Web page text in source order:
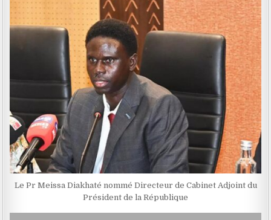
Le Pr Meissa Diakhaté nommé Directeur de Cabinet Adjoint du
Président de la République